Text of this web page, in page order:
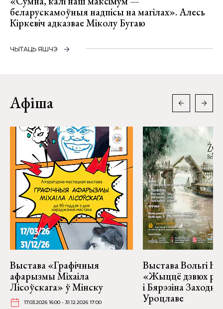
беларускамоўныя надпісы на магілах». Алесь
Кіркевіч адказвае Міколу Бугаю
ЧЫТАЦЬ ЯШЧЭ
Афіша
Выстава «Графічныя
афарызмы Міхаіла
Лісоўскага» ў Мінску
17.03.2026 16:00 - 31.12.2026 17:00
Выстава Вольгі
«Жыццё дзвюх
і Бярэзіна
Уроцлаве